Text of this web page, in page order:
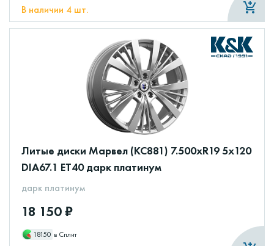
В наличии 4 шт.
Литые диски Марвел (КС881) 7.500xR19 5x120
DIA67.1 ET40 дарк платинум
дарк платинум
18 150 ₽
18150 в Сплит